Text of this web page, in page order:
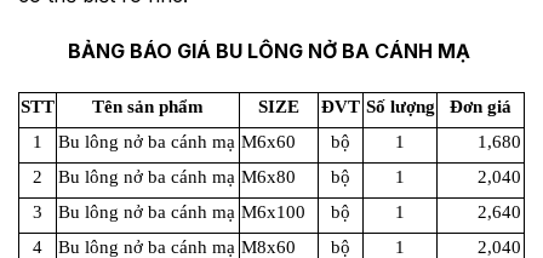
BẢNG BÁO GIÁ BU LÔNG NỞ BA CÁNH MẠ
STT Tên sản phẩm SIZE ĐVT Số lượng
Đơn giá
1
Bu lông nở ba cánh mạ M6x60 bộ 1
1,680
2
Bu lông nở ba cánh mạ M6x80 bộ 1
2,040
3
Bu lông nở ba cánh mạ M6x100 bộ 1
2,640
4
Bu lông nở ba cánh mạ M8x60 bộ 1
2,040